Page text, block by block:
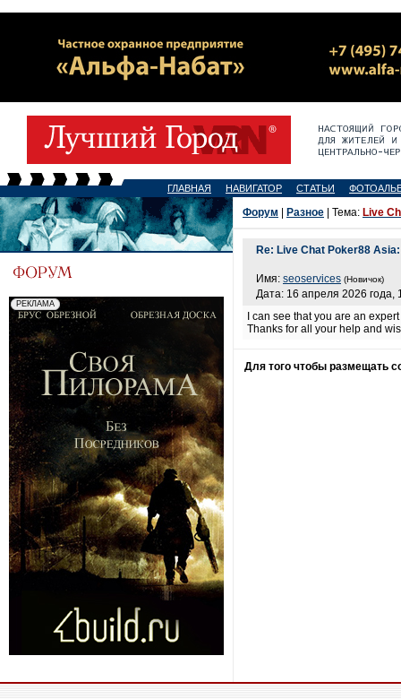
ГЛАВНАЯ НАВИГАТОР СТАТЬИ
Форум Разное | Тема: Live
Re: Live Chat Poker88
Имя: seoservices (Новичок)
Дата: 16 апреля 2026 года,
I can see that you are an
Thanks for all your help and
Для того чтобы размещать